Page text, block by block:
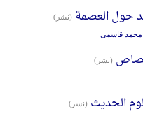
حول العصمة (نشر)
قاسمی
(نشر)
الحدیث (نشر)